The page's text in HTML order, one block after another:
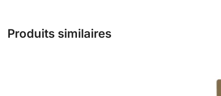
Produits similaires